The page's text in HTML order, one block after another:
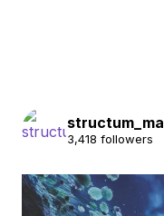
3,418 followers